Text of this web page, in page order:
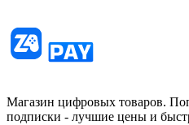
Магазин цифровых товаров.
подписки - лучшие цены и